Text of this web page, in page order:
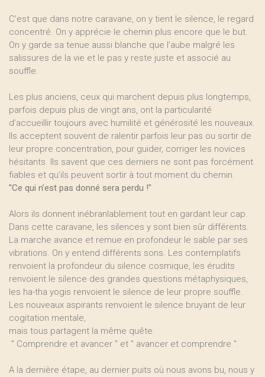
C’est que dans notre caravane, on y tient le silence, le regard
concentré. On y apprécie le chemin plus encore que le but.
On y garde sa tenue aussi blanche que l’aube malgré les
salissures de la vie et le pas y reste juste et associé au
souffle.
Les plus anciens, ceux qui marchent depuis plus longtemps,
parfois depuis plus de vingt ans, ont la particularité
d’accueillir toujours avec humilité et générosité les nouveaux.
Ils acceptent souvent de ralentir parfois leur pas ou sortir de
leur propre concentration, pour guider, corriger les novices
hésitants. Ils savent que ces derniers ne sont pas forcément
fiables et qu’ils peuvent sortir à tout moment du chemin.
"Ce qui n’est pas donné sera perdu !"
Alors ils donnent inébranlablement tout en gardant leur cap.
Dans cette caravane, les silences y sont bien sûr différents.
La marche avance et remue en profondeur le sable par ses
vibrations. On y entend différents sons. Les contemplatifs
renvoient la profondeur du silence cosmique, les érudits
renvoient le silence des grandes questions métaphysiques,
les ha-tha yogis renvoient le silence de leur propre souffle.
Les nouveaux aspirants renvoient le silence bruyant de leur
cogitation mentale,
mais tous partagent la même quête.
" Comprendre et avancer " et " avancer et comprendre ".
A la dernière étape, au dernier puits où nous avons bu, nous y